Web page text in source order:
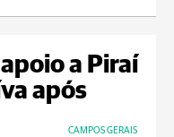
a Piraí
após
CAMPOS GERAIS